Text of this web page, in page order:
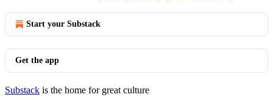
Start your Substack
Get the app
Substack is the home for great culture